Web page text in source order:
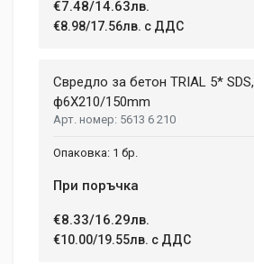
Write A Review
Email Address
€7.48/14.63лв.
€8.98/17.56лв. с ДДС
Свредло за бетон TRIAL 5* SDS,
ф6X210/150mm
5613 6 210
1 бр.
При поръчка
€8.33/16.29лв.
€10.00/19.55лв. с ДДС